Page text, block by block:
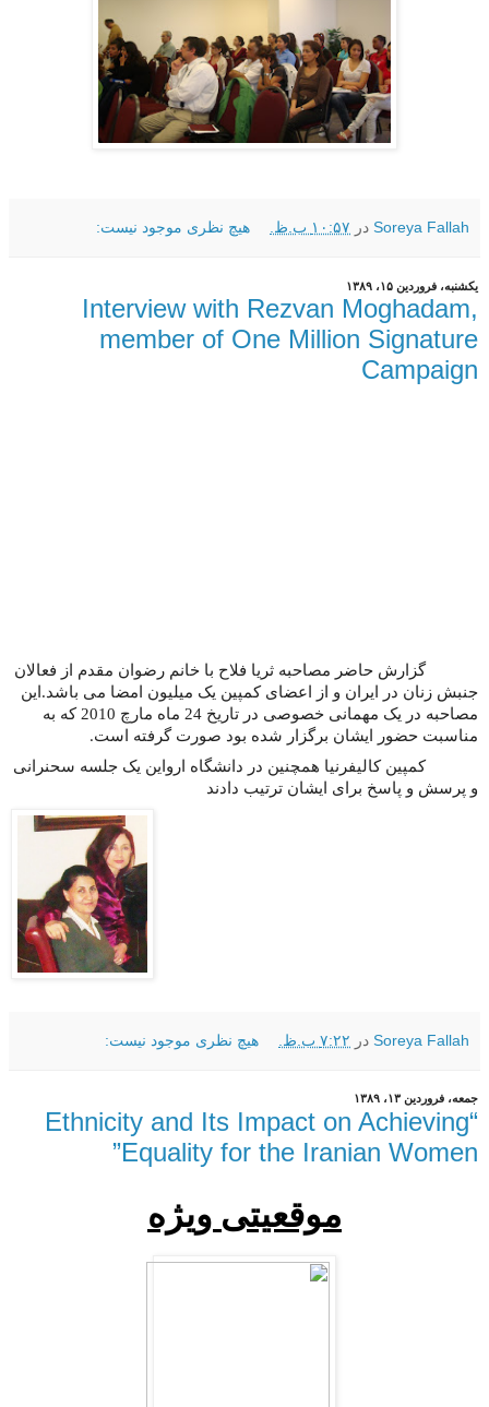
Soreya Fallah در ۱۰:۵۷ ب.ظ. هیچ نظری موجود نیست:
یکشنبه، فروردین ۱۵، ۱۳۸۹
Interview with Rezvan Moghadam,
member of One Million Signature
Campaign
گزارش حاضر مصاحبه ثریا فلاح با خانم رضوان مقدم از فعالان
جنبش زنان در ایران و از اعضای کمپین یک میلیون امضا می باشد.این
مصاحبه در یک مهمانی خصوصی در تاریخ 24 ماه مارچ 2010 که به
مناسبت حضور ایشان برگزار شده بود صورت گرفته است.
کمپین کالیفرنیا همچنین در دانشگاه ارواین یک جلسه سحنرانی
و پرسش و پاسخ برای ایشان ترتیب دادند
Soreya Fallah در ۷:۲۲ ب.ظ. هیچ نظری موجود نیست:
جمعه، فروردین ۱۳، ۱۳۸۹
“Ethnicity and Its Impact on Achieving
Equality for the Iranian Women”
موقعیتی ویژه